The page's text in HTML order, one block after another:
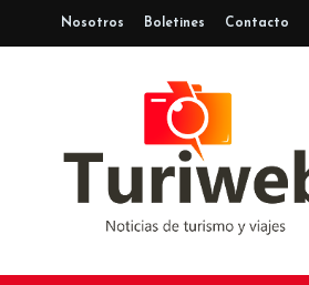
Nosotros Boletines Contacto